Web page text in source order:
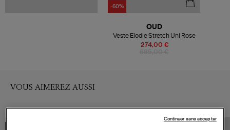
-60%
274,00 €
OUD
Veste Elodie Stretch Uni Rose
VOUS AIMEREZ AUSSI
Continuer sans accepter